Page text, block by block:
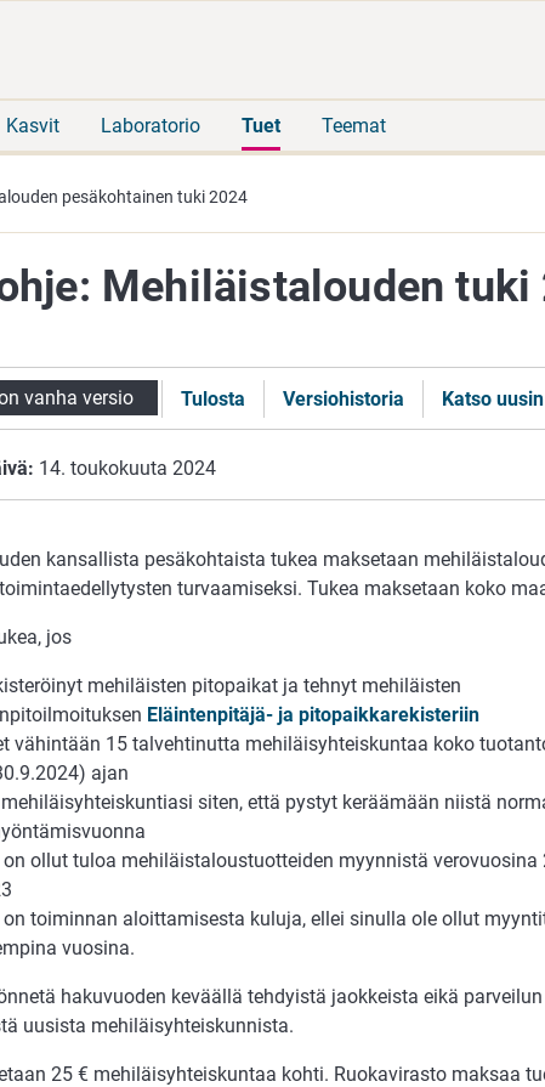
Kasvit Laboratorio Tuet Teemat
pesäkohtainen tuki 2024
Mehiläistalouden tuki
vanha versio Katso
Versiohistoria
Tulosta
14. toukokuuta 2024
kansallista pesäkohtaista tukea maksetaan
turvaamiseksi. Tukea maksetaan koko
jos
mehiläisten pitopaikat ja tehnyt mehiläisten
Eläintenpitäjä- ja pitopaikkarekisteriin
vähintään 15 talvehtinutta mehiläisyhteiskuntaa koko
ajan
siten, että pystyt keräämään niistä
ollut tu­loa me­hi­läis­ta­lous­tuot­tei­den myyn­nis­tä vero­vuo­si­na
toiminnan aloittamisesta kuluja, ellei sinulla ole ollut
vuosina.
haku­vuo­den ke­vääl­lä teh­dyis­tä ja­ok­keis­ta eikä
uu­sis­ta me­hi­läis­yh­teis­kun­nis­ta.
25 € mehiläisyhteiskuntaa kohti. Ruokavirasto maksaa